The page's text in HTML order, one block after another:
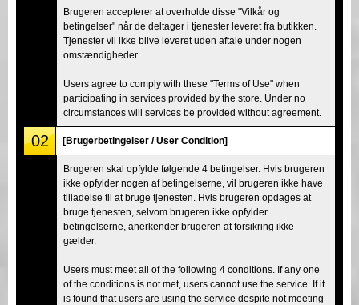
Brugeren accepterer at overholde disse "Vilkår og
betingelser" når de deltager i tjenester leveret fra butikken.
Tjenester vil ikke blive leveret uden aftale under nogen
omstændigheder.
Users agree to comply with these "Terms of Use" when
participating in services provided by the store. Under no
circumstances will services be provided without agreement.
02 [Brugerbetingelser / User Condition]
Brugeren skal opfylde følgende 4 betingelser. Hvis brugeren
ikke opfylder nogen af betingelserne, vil brugeren ikke have
tilladelse til at bruge tjenesten. Hvis brugeren opdages at
bruge tjenesten, selvom brugeren ikke opfylder
betingelserne, anerkender brugeren at forsikring ikke
gælder.
Users must meet all of the following 4 conditions. If any one
of the conditions is not met, users cannot use the service. If it
is found that users are using the service despite not meeting